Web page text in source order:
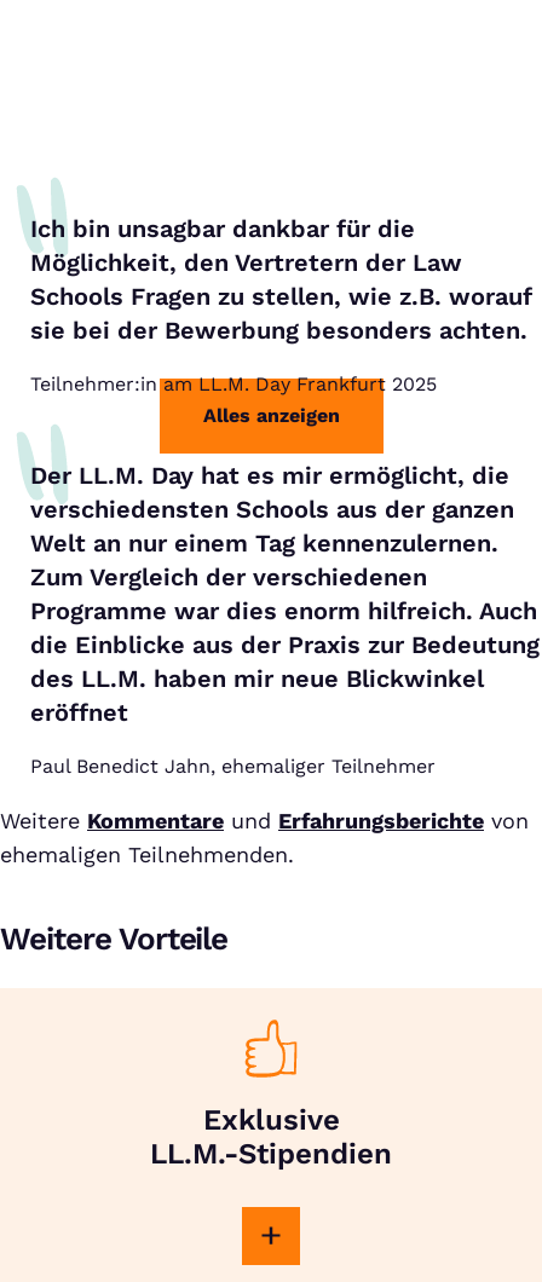
Alles anzeigen
Ich bin unsagbar dankbar für die
Möglichkeit, den Vertretern der Law
Schools Fragen zu stellen, wie z.B. worauf
sie bei der Bewerbung besonders achten.
Teilnehmer:in am LL.M. Day Frankfurt 2025
Der LL.M. Day hat es mir ermöglicht, die
verschiedensten Schools aus der ganzen
Welt an nur einem Tag kennenzulernen.
Zum Vergleich der verschiedenen
Programme war dies enorm hilfreich. Auch
die Einblicke aus der Praxis zur Bedeutung
des LL.M. haben mir neue Blickwinkel
eröffnet
Paul Benedict Jahn, ehemaliger Teilnehmer
Weitere Kommentare und Erfahrungsberichte von
ehemaligen Teilnehmenden.
Weitere Vorteile
Exklusive
LL.M.-Stipendien